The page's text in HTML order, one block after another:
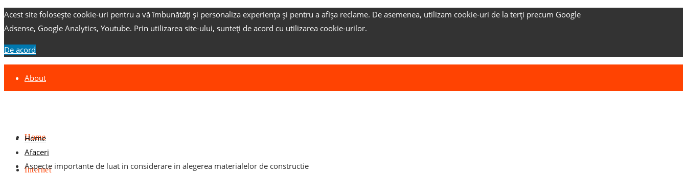
Acest site folosește cookie-uri pentru a vă îmbunătăți și personaliza experiența și pentru a afișa reclame. De asemenea, utilizam cookie-uri de la terți precum Google
Adsense, Google Analytics, Youtube. Prin utilizarea site-ului, sunteți de acord cu utilizarea cookie-urilor.
De acord
About
Home
Internet
Home
Afaceri
Aspecte importante de luat in considerare in alegerea materialelor de constructie